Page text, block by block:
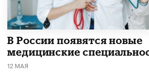
В России появятся новые
медицинские
12 МАЯ